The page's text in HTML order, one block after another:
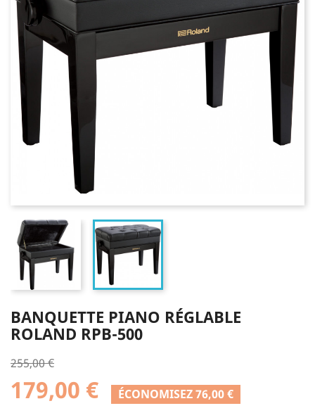
BANQUETTE PIANO RÉGLABLE
ROLAND RPB-500
255,00 €
179,00 € ÉCONOMISEZ 76,00 €